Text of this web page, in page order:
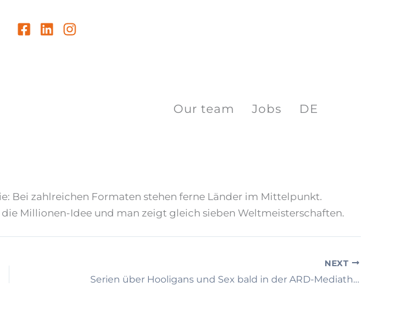
Our team Jobs DE
Bei zahlreichen Formaten stehen ferne Länder im Mittelpunkt.
Millionen-Idee und man zeigt gleich sieben Weltmeisterschaften.
NEXT
Serien über Hooligans und Sex bald in der ARD-Mediathek